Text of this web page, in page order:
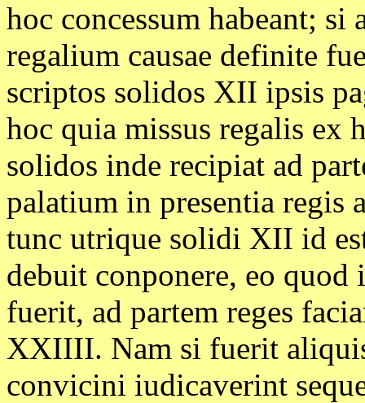
hoc concessum habeant; si
regalium causae definite
scriptos solidos XII ipsis
hoc quia missus regalis ex
solidos inde recipiat ad
palatium in presentia regis
tunc utrique solidi XII id
debuit conponere, eo
fuerit, ad partem reges
XXIIII. Nam si fuerit
convicini iudicaverint